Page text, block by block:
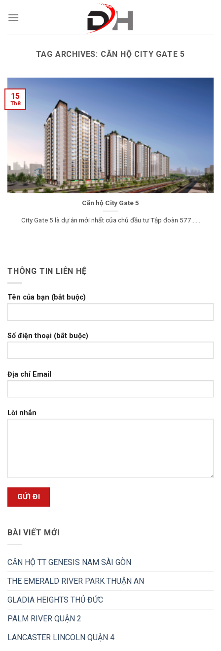
TAG ARCHIVES: CĂN HỘ CITY GATE 5
Căn hộ City Gate 5
City Gate 5 là dự án mới nhất của chủ đầu tư Tập đoàn 577......
15
Th8
THÔNG TIN LIÊN HỆ
Tên của bạn (bắt buộc)
Số điện thoại (bắt buộc)
Địa chỉ Email
Lời nhắn
BÀI VIẾT MỚI
CĂN HỘ TT GENESIS NAM SÀI GÒN
THE EMERALD RIVER PARK THUẬN AN
GLADIA HEIGHTS THỦ ĐỨC
PALM RIVER QUẬN 2
LANCASTER LINCOLN QUẬN 4